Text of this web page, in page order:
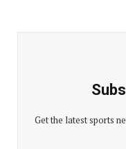
Get the latest sports